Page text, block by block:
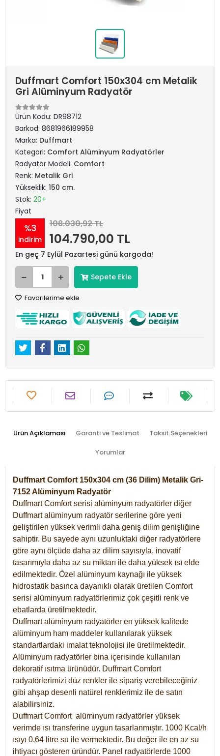
Duffmart Comfort 150x304 cm Metalik
Gri Alüminyum Radyatör
Ürün Kodu: DR98712
Barkod: 8681966189958
Marka: Duffmart
Kategori: Comfort Alüminyum Radyatörler
Radyatör Modeli: Comfort
Renk: Metalik Gri
Yükseklik: 150 cm.
Stok: 20+
Fiyat
%3
indirim
108.030,92 TL
104.790,00 TL
En geç 7 Eylül Pazartesi günü kargoda!
Sepete Ekle
Favorilerime ekle
Ürün Açıklaması Garanti ve Teslimat Taksit Seçenekleri
Yorumlar
Duffmart Comfort 150x304 cm (36 Dilim) Metalik Gri-
7152 Alüminyum Radyatör
Duffmart Comfort serisi alüminyum radyatörler diğer
Duffmart alüminyum radyatör serilerine göre yeni
geliştirilen yüksek verimli daha geniş dilim genişliğine
sahiptir. Bu sayede aynı uzunluktaki diğer radyatörlere
göre aynı ölçüde daha az dilim sayısıyla, inovatif
tasarımıyla daha az su miktarı ile daha yüksek ısı elde
edilmektedir. Özel alüminyum kaynağı ile yüksek
hidrostatik basınca dayanıklı olarak üretilen Comfort
serisi alüminyum radyatörlerimiz çok çeşitli renk ve
ebatlarda üretilmektedir.
Duffmart alüminyum radyatörler en yüksek kalitede
alüminyum ham maddeler kullanılarak yüksek
standartlardaki imalat teknolojisi ile üretilmektedir.
Alüminyum radyatörler bina içerisinde kullanılan
dekoratif ısıtma ürünüdür. Duffmart Comfort
radyatörlerimizi düz renkler ile sipariş verebileceğiniz
gibi ahşap desenli natürel renklerimiz ile de satın
alabilirsiniz.
Duffmart Comfort alüminyum radyatörler yüksek
verimde ısı transferine uygun tasarlanmıştır. 1000 Kcal/h
ısıyı 0,64 litre su ile vermektedir. Bu değer ile en az su
ihtiyacı gösteren üründür. Panel radyatörlerde 1000